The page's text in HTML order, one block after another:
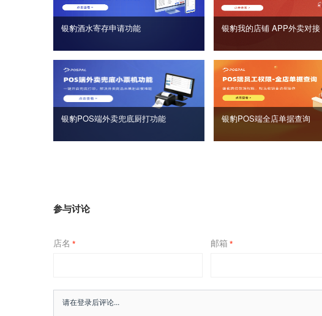
银豹酒水寄存申请功能 银豹我的店铺 APP外卖对接
银豹POS端外卖兜底厨打功能 银豹POS端全店单据查询
参与讨论
店名 * 邮箱 *